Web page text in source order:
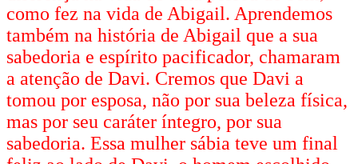
como fez na vida de Abigail. Aprendemos
também na história de Abigail que a sua
sabedoria e espírito pacificador, chamaram
a atenção de Davi. Cremos que Davi a
tomou por esposa, não por sua beleza física,
mas por seu caráter íntegro, por sua
sabedoria. Essa mulher sábia teve um final